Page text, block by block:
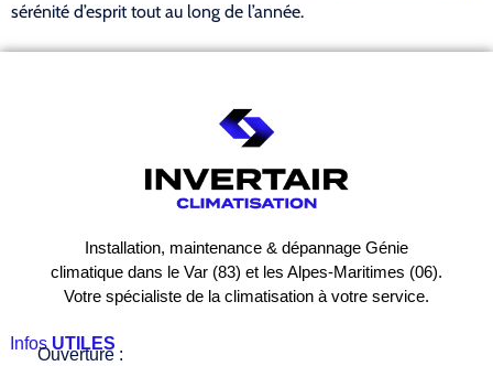
sérénité d’esprit tout au long de l’année.
Installation, maintenance & dépannage Génie
climatique dans le Var (83) et les Alpes-Maritimes (06).
Votre spécialiste de la climatisation à votre service.
Infos UTILES
Ouverture :